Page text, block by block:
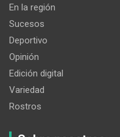
En la región
Sucesos
Deportivo
Opinión
Edición digital
Variedad
Rostros